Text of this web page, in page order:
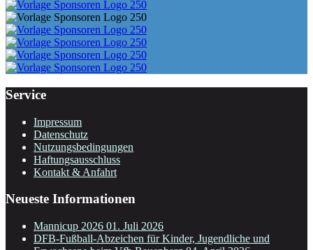
Service
Impressum
Datenschutz
Nutzungsbedingungen
Haftungsausschluss
Kontakt & Anfahrt
Neueste Informationen
Mannicup 2026 01. Juli 2026
DFB-Fußball-Abzeichen für Kinder, Jugendliche und